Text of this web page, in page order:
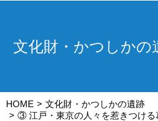
文化財・かつしかの
HOME
文化財・かつしかの遺跡
③ 江戸・東京の人々を惹きつける